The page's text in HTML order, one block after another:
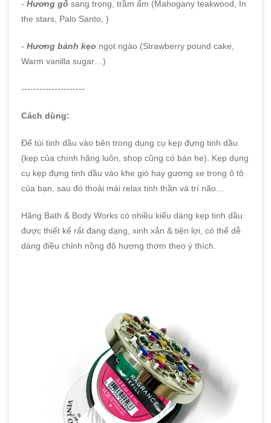
- Hương gỗ sang trọng, trầm ấm (Mahogany teakwood, In
the stars, Palo Santo, )
- Hương bánh kẹo ngọt ngào (Strawberry pound cake,
Warm vanilla sugar…)
---------------------
Cách dùng:
Để túi tinh dầu vào bên trong dụng cụ kẹp đựng tinh dầu
(kẹp của chính hãng luôn, shop cũng có bán he). Kẹp dụng
cụ kẹp đựng tinh dầu vào khe gió hay gương xe trong ô tô
của bạn, sau đó thoải mái relax tinh thần và trí não…
Hãng Bath & Body Works có nhiều kiểu dáng kẹp tinh dầu
được thiết kế rất đang dạng, xinh xắn & tiện lợi, có thể dễ
dàng điều chỉnh nồng độ hương thơm theo ý thích.